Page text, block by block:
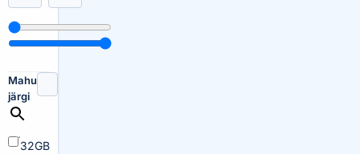
Mahu
järgi
32GB